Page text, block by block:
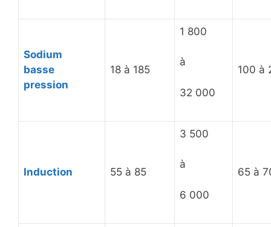
Sodium
basse
pression
18 à 185
1 800
à
32 000
100 à
Induction 55 à 85
3 500
à
6 000
65 à